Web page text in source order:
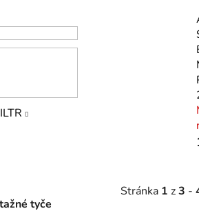
tyče
Stránka 1 z3 -